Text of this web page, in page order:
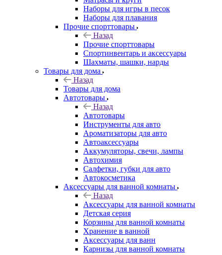
Наборы для игры в песок
Наборы для плавания
Прочие спорттовары
Назад
Прочие спорттовары
Спортинвентарь и аксессуары
Шахматы, шашки, нарды
Товары для дома
Назад
Товары для дома
Автотовары
Назад
Автотовары
Инструменты для авто
Ароматизаторы для авто
Автоаксессуары
Аккумуляторы, свечи, лампы
Автохимия
Салфетки, губки для авто
Автокосметика
Аксессуары для ванной комнаты
Назад
Аксессуары для ванной комнаты
Детская серия
Корзины для ванной комнаты
Хранение в ванной
Аксессуары для ванн
Карнизы для ванной комнаты